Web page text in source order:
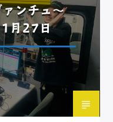
ンチュ～
月27日